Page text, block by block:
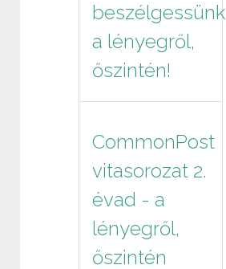
beszélgessünk
a lényegről,
őszintén!
CommonPost
vitasorozat 2.
évad - a
lényegről,
őszintén